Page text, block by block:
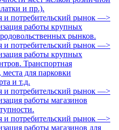
и пр.).
и потребительский рынок —>
работы крупных
рынков.
и потребительский рынок —>
работы крупных
Транспортная
места для парковки
и т.д.
и потребительский рынок —>
работы магазинов
и потребительский рынок —>
работы магазинов для